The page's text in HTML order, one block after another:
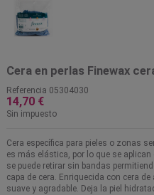
Cera en perlas Finewax
Referencia 05304030
14,70 €
Sin impuesto
Cera específica para pieles o zonas
es más elástica, por lo que se
se puede retirar sin bandas
capa de cera. Enriquecida con cera
suave y agradable. Deja la piel